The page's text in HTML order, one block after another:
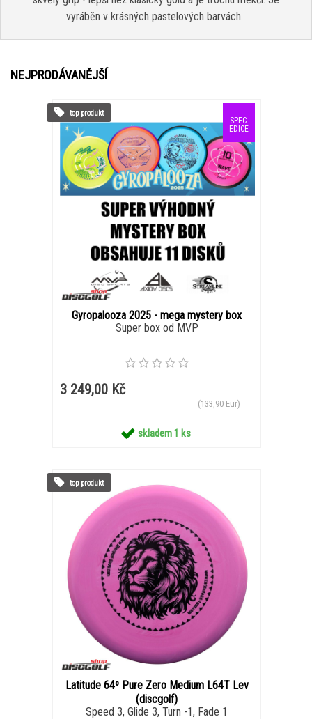
vyráběn v krásných pastelových barvách.
NEJPRODÁVANĚJŠÍ
Gyropalooza 2025 - mega mystery box
Super box od MVP
3 249,00 Kč
(133,90 Eur)
skladem 1 ks
top produkt
SPEC.
EDICE
Latitude 64º Pure Zero Medium L64T Lev
(discgolf)
Speed 3, Glide 3, Turn -1, Fade 1
top produkt